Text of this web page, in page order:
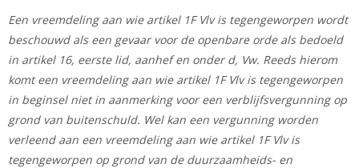
Een vreemdeling aan wie artikel 1F Vlv is tegengeworpen wordt
beschouwd als een gevaar voor de openbare orde als bedoeld
in artikel 16, eerste lid, aanhef en onder d, Vw. Reeds hierom
komt een vreemdeling aan wie artikel 1F Vlv is tegengeworpen
in beginsel niet in aanmerking voor een verblijfsvergunning op
grond van buitenschuld. Wel kan een vergunning worden
verleend aan een vreemdeling aan wie artikel 1F Vlv is
tegengeworpen op grond van de duurzaamheids- en